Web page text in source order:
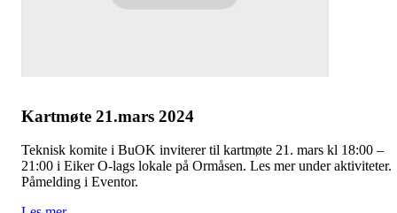
Kartmøte 21.mars 2024
Teknisk komite i BuOK inviterer til kartmøte 21. mars kl 18:00 –
21:00 i Eiker O-lags lokale på Ormåsen. Les mer under aktiviteter.
Påmelding i Eventor.